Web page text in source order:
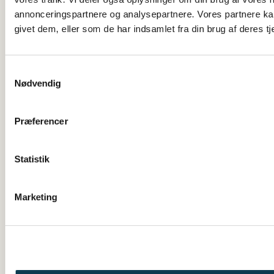
annonceringspartnere og analysepartnere. Vores partnere
givet dem, eller som de har indsamlet fra din brug af deres
Nødvendig
Præferencer
Statistik
Marketing